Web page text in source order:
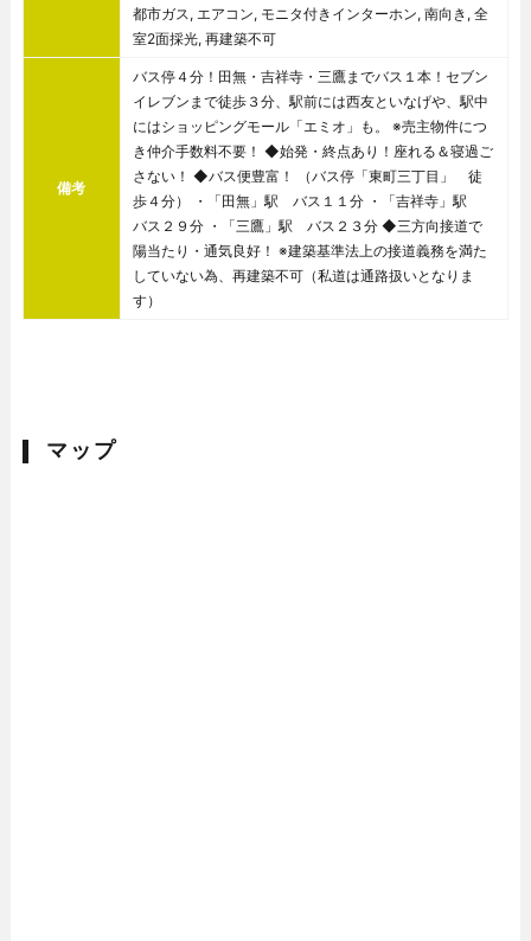
都市ガス, エアコン, モニタ付きインターホン, 南向き, 全
室2面採光, 再建築不可
備考
バス停４分！田無・吉祥寺・三鷹までバス１本！セブン
イレブンまで徒歩３分、駅前には西友といなげや、駅中
にはショッピングモール「エミオ」も。 ※売主物件につ
き仲介手数料不要！ ◆始発・終点あり！座れる＆寝過ご
さない！ ◆バス便豊富！ （バス停「東町三丁目」 徒
歩４分） ・「田無」駅 バス１１分 ・「吉祥寺」駅
バス２９分 ・「三鷹」駅 バス２３分 ◆三方向接道で
陽当たり・通気良好！ ※建築基準法上の接道義務を満た
していない為、再建築不可（私道は通路扱いとなりま
す）
マップ